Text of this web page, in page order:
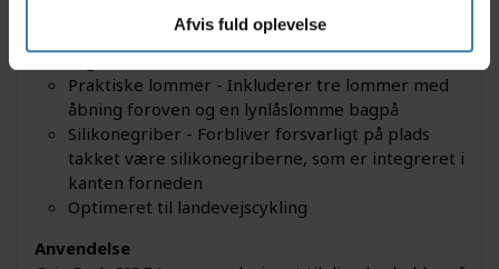
Afvis fuld oplevelse
lynlås i fuld længde, som giver dig mulighed for at
regulere luftflowet
Praktiske lommer - Inkluderer tre lommer med
åbning foroven og en lynlåslomme bagpå
Silikonegriber - Forbliver forsvarligt på plads
takket være silikonegriberne, som er integreret i
kanten forneden
Optimeret til landevejscykling
Anvendelse